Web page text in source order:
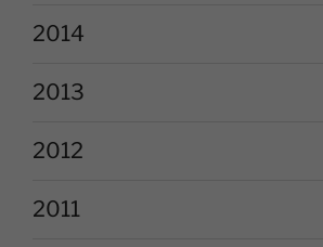
2014
2013
2012
2011